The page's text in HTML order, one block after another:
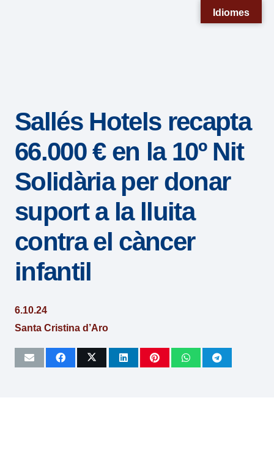
sistema
accesibilidad.
Sallés Hotels recapta
66.000 € en la 10º Nit
Solidària per donar
suport a la lluita
contra el càncer
infantil
6.10.24
Santa Cristina d’Aro
Idiomes